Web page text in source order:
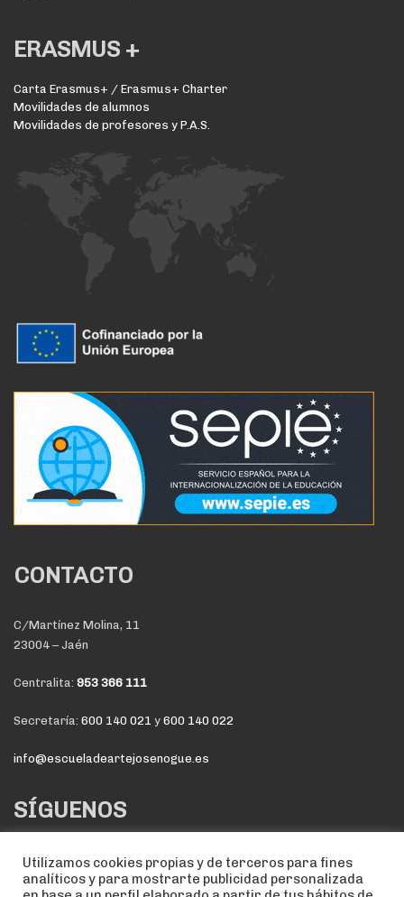
ERASMUS +
Carta Erasmus+ / Erasmus+ Charter
Movilidades de alumnos
Movilidades de profesores y P.A.S.
CONTACTO
C/Martínez Molina, 11
23004 – Jaén
Centralita: 953 366 111
Secretaría: 600 140 021 y 600 140 022
info@escueladeartejosenogue.es
SÍGUENOS
Utilizamos cookies propias y de terceros para fines
analíticos y para mostrarte publicidad personalizada